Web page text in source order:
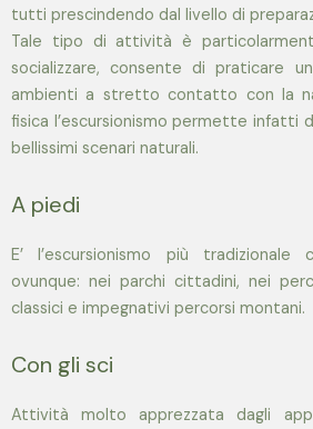
tutti prescindendo dal livello di
Tale tipo di attività è
socializzare, consente di praticare
ambienti a stretto contatto con la
fisica l’escursionismo permette infatti
bellissimi scenari naturali.
A piedi
E’ l’escursionismo più
ovunque: nei parchi cittadini, nei
classici e impegnativi percorsi montani.
Con gli sci
Attività molto apprezzata dagli